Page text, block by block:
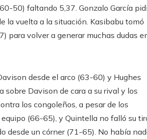
50) faltando 5,37. Gonzalo García
la vuelta a la situación. Kasibabu tomó
para volver a generar muchas dudas
desde el arco (63-60) y Hughes
Davison de cara a su rival y los
los congoleños, a pesar de los
(66-65), y Quintella no falló su
desde un córner (71-65). No había